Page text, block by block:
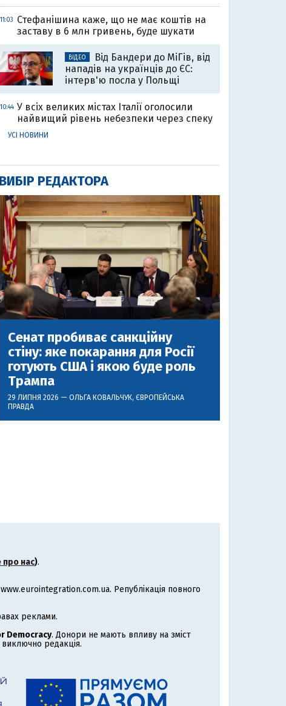
11:03
Стефанішина каже, що не має коштів на
заставу в 6 млн гривень, буде шукати
ВІДЕО
Від Бандери до МіГів, від
нападів на українців до ЄС:
інтерв'ю посла у Польщі
10:44 У всіх великих містах Італії оголосили
найвищий рівень небезпеки через спеку
УСІ НОВИНИ
ВИБІР РЕДАКТОРА
Сенат пробиває санкційну
стіну: яке покарання для Росії
готують США і якою буде роль
Трампа
29 ЛИПНЯ 2026 — ОЛЬГА КОВАЛЬЧУК, ЄВРОПЕЙСЬКА
ПРАВДА
про нас).
Републікація повного
реклами.
Democracy. Донори не мають впливу на зміст
виключно редакція.